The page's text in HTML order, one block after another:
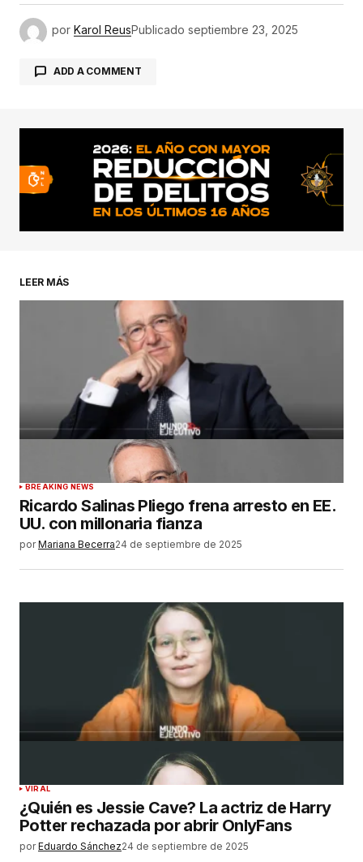
por Karol ReusPublicado septiembre 23, 2025
ADD A COMMENT
conectado
LEER MÁS
BREAKING NEWS
Ricardo Salinas Pliego frena arresto en EE.
UU. con millonaria fianza
por Mariana Becerra24 de septiembre de 2025
VIRAL
¿Quién es Jessie Cave? La actriz de Harry
Potter rechazada por abrir OnlyFans
por Eduardo Sánchez24 de septiembre de 2025